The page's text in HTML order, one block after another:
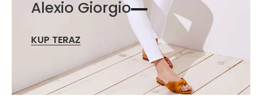
Alexio Giorgio
KUP TERAZ